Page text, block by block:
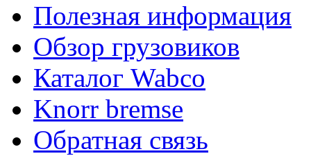
Полезная информация
Обзор грузовиков
Каталог Wabco
Knorr bremse
Обратная связь